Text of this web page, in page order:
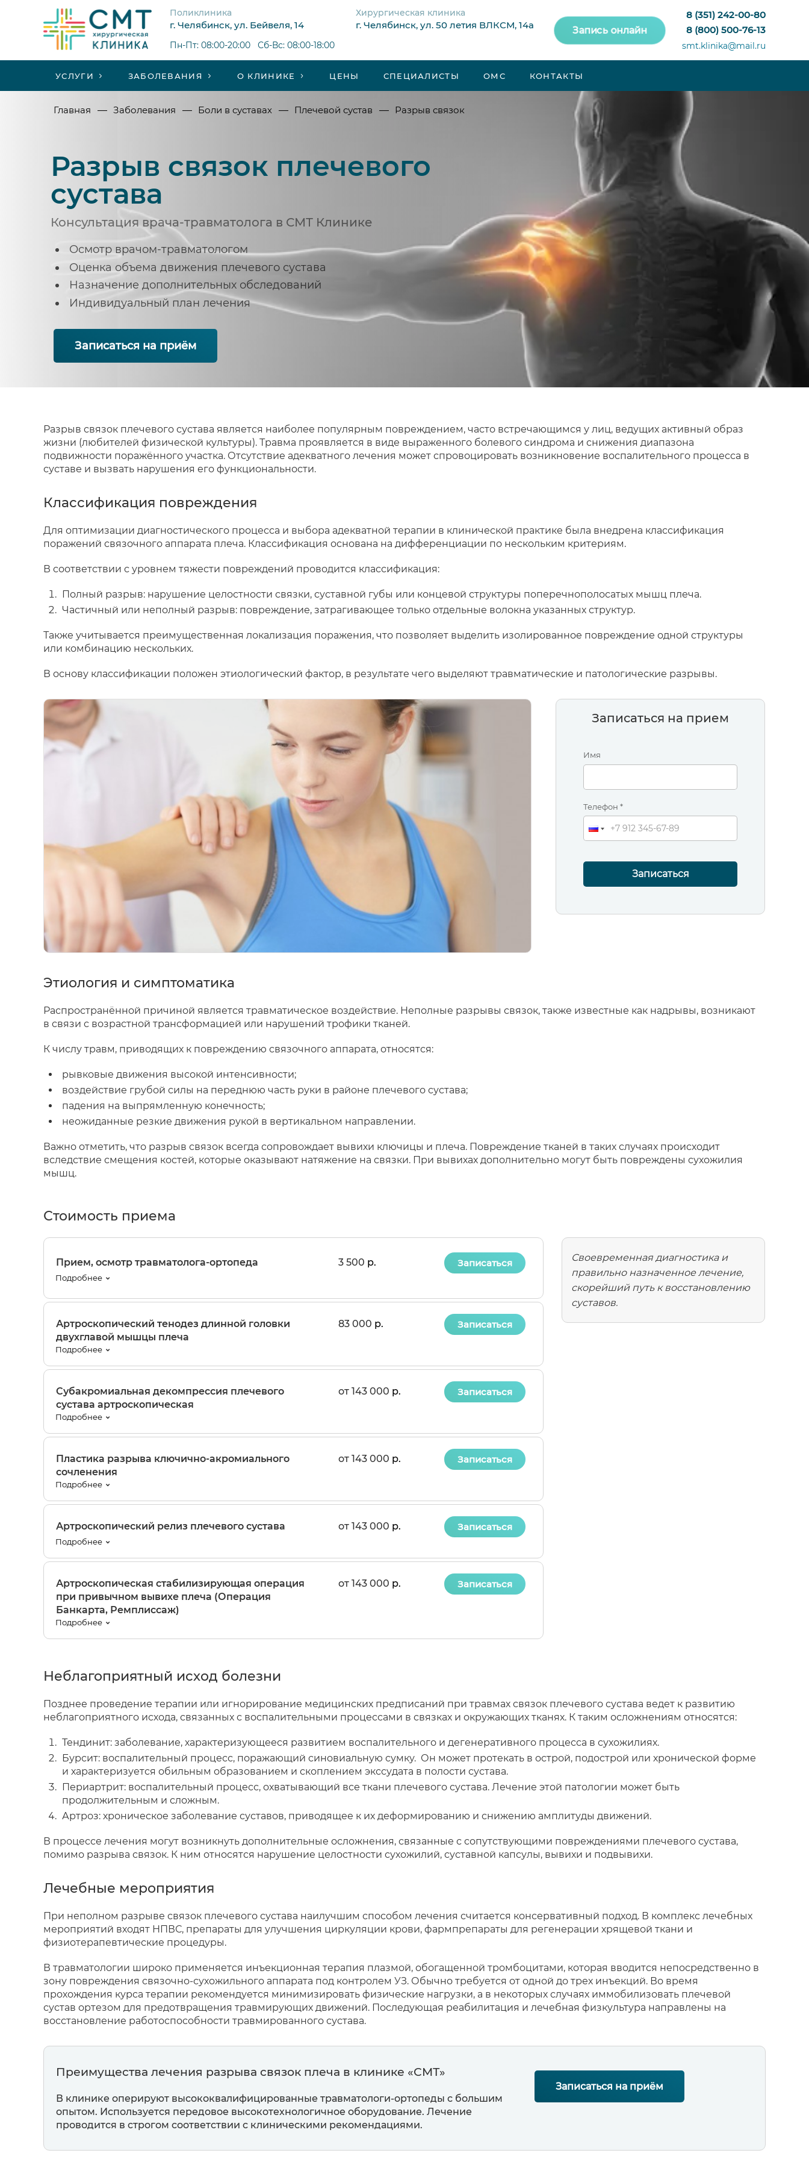
Хирургическая клиника
г. Челябинск, ул. 50 летия ВЛКСМ, 14а
Поликлиника
г. Челябинск, ул. Бейвеля, 14
Пн-Пт: 08:00-20:00 Сб-Вс: 08:00-18:00
8 (351) 242-00-80
8 (800) 500-76-13
smt.klinika@mail.ru
Запись онлайн
УСЛУГИ ЗАБОЛЕВАНИЯ О КЛИНИКЕ ЦЕНЫ СПЕЦИАЛИСТЫ ОМС КОНТАКТЫ
Разрыв связок плечевого
сустава
Консультация врача-травматолога в СМТ Клинике
Осмотр врачом-травматологом
Оценка объема движения плечевого сустава
Назначение дополнительных обследований
Индивидуальный план лечения
Записаться на приём
Главная — Заболевания — Боли в суставах — Плечевой сустав — Разрыв связок
Разрыв связок плечевого сустава является наиболее популярным повреждением, часто встречающимся у лиц, ведущих активный образ
жизни (любителей физической культуры). Травма проявляется в виде выраженного болевого синдрома и снижения диапазона
подвижности поражённого участка. Отсутствие адекватного лечения может спровоцировать возникновение воспалительного процесса в
суставе и вызвать нарушения его функциональности.
Классификация повреждения
Для оптимизации диагностического процесса и выбора адекватной терапии в клинической практике была внедрена классификация
поражений связочного аппарата плеча. Классификация основана на дифференциации по нескольким критериям.
В соответствии с уровнем тяжести повреждений проводится классификация:
Полный разрыв: нарушение целостности связки, суставной губы или концевой структуры поперечнополосатых мышц плеча.
Частичный или неполный разрыв: повреждение, затрагивающее только отдельные волокна указанных структур.
Также учитывается преимущественная локализация поражения, что позволяет выделить изолированное повреждение одной структуры
или комбинацию нескольких.
В основу классификации положен этиологический фактор, в результате чего выделяют травматические и патологические разрывы.
Записаться на прием
Имя
Телефон *
Записаться
Этиология и симптоматика
Распространённой причиной является травматическое воздействие. Неполные разрывы связок, также известные как надрывы, возникают
в связи с возрастной трансформацией или нарушений трофики тканей.
К числу травм, приводящих к повреждению связочного аппарата, относятся:
рывковые движения высокой интенсивности;
воздействие грубой силы на переднюю часть руки в районе плечевого сустава;
падения на выпрямленную конечность;
неожиданные резкие движения рукой в вертикальном направлении.
Важно отметить, что разрыв связок всегда сопровождает вывихи ключицы и плеча. Повреждение тканей в таких случаях происходит
вследствие смещения костей, которые оказывают натяжение на связки. При вывихах дополнительно могут быть повреждены сухожилия
мышц.
Стоимость приема
Прием, осмотр травматолога-ортопеда 3 500 р. Записаться
Подробнее
Артроскопический тенодез длинной головки
двухглавой мышцы плеча
83 000 р. Записаться
Подробнее
Субакромиальная декомпрессия плечевого
сустава артроскопическая
от 143 000 р. Записаться
Подробнее
Пластика разрыва ключично-акромиального
сочленения
от 143 000 р. Записаться
Подробнее
Артроскопический релиз плечевого сустава от 143 000 р. Записаться
Подробнее
Артроскопическая стабилизирующая операция
при привычном вывихе плеча (Операция
Банкарта, Ремплиссаж)
от 143 000 р. Записаться
Подробнее
Своевременная диагностика и
правильно назначенное лечение,
скорейший путь к восстановлению
суставов.
Неблагоприятный исход болезни
Позднее проведение терапии или игнорирование медицинских предписаний при травмах связок плечевого сустава ведет к развитию
неблагоприятного исхода, связанных с воспалительными процессами в связках и окружающих тканях. К таким осложнениям относятся:
Тендинит: заболевание, характеризующееся развитием воспалительного и дегенеративного процесса в сухожилиях.
Бурсит: воспалительный процесс, поражающий синовиальную сумку. Он может протекать в острой, подострой или хронической форме
и характеризуется обильным образованием и скоплением экссудата в полости сустава.
Периартрит: воспалительный процесс, охватывающий все ткани плечевого сустава. Лечение этой патологии может быть
продолжительным и сложным.
Артроз: хроническое заболевание суставов, приводящее к их деформированию и снижению амплитуды движений.
В процессе лечения могут возникнуть дополнительные осложнения, связанные с сопутствующими повреждениями плечевого сустава,
помимо разрыва связок. К ним относятся нарушение целостности сухожилий, суставной капсулы, вывихи и подвывихи.
Лечебные мероприятия
При неполном разрыве связок плечевого сустава наилучшим способом лечения считается консервативный подход. В комплекс лечебных
мероприятий входят НПВС, препараты для улучшения циркуляции крови, фармпрепараты для регенерации хрящевой ткани и
физиотерапевтические процедуры.
В травматологии широко применяется инъекционная терапия плазмой, обогащенной тромбоцитами, которая вводится непосредственно в
зону повреждения связочно-сухожильного аппарата под контролем УЗ. Обычно требуется от одной до трех инъекций. Во время
прохождения курса терапии рекомендуется минимизировать физические нагрузки, а в некоторых случаях иммобилизовать плечевой
сустав ортезом для предотвращения травмирующих движений. Последующая реабилитация и лечебная физкультура направлены на
восстановление работоспособности травмированного сустава.
Преимущества лечения разрыва связок плеча в клинике «СМТ»
В клинике оперируют высококвалифицированные травматологи-ортопеды с большим
опытом. Используется передовое высокотехнологичное оборудование. Лечение
проводится в строгом соответствии с клиническими рекомендациями.
Записаться на приём